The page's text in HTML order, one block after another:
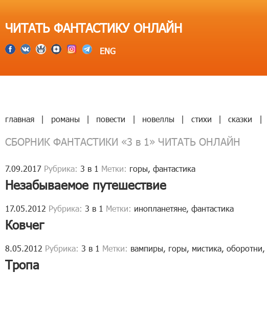
ЧИТАТЬ ФАНТАСТИКУ ОНЛАЙН
ENG
главная | романы | повести | новеллы | стихи | сказки |
СБОРНИК ФАНТАСТИКИ «3 в 1» ЧИТАТЬ ОНЛАЙН
7.09.2017 Рубрика: 3 в 1 Метки: горы, фантастика
Незабываемое путешествие
17.05.2012 Рубрика: 3 в 1 Метки: инопланетяне, фантастика
Ковчег
8.05.2012 Рубрика: 3 в 1 Метки: вампиры, горы, мистика, оборотни,
Тропа